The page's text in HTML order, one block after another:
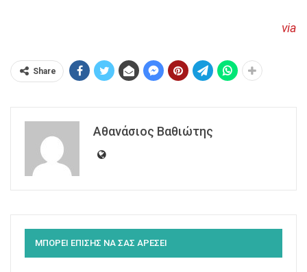
via
Share
Αθανάσιος Βαθιώτης
ΜΠΟΡΕΙ ΕΠΙΣΗΣ ΝΑ ΣΑΣ ΑΡΕΣΕΙ